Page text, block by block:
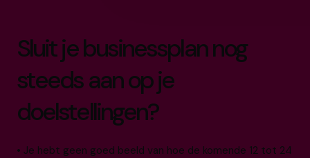
Sluit je businessplan nog
steeds aan op je
doelstellingen?
• Je hebt geen goed beeld van hoe de komende 12 tot 24